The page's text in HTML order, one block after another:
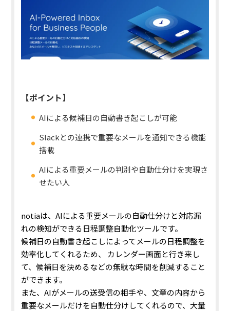
【ポイント】
AIによる候補日の自動書き起こしが可能
Slackとの連携で重要なメールを通知できる機能
搭載
AIによる重要メールの判別や自動仕分けを実現さ
せたい人
notiaは、AIによる重要メールの自動仕分けと対応漏
れの検知ができる日程調整自動化ツールです。
候補日の自動書き起こしによってメールの日程調整を
効率化してくれるため、 カレンダー画面と行き来し
て、候補日を決めるなどの無駄な時間を削減すること
ができます。
また、AIがメールの送受信の相手や、文章の内容から
重要なメールだけを自動仕分けしてくれるので、大量